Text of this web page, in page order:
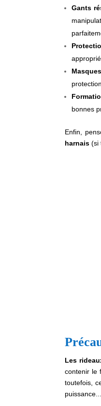
Gants
bonnes
Enfin,
harnais (si
Les
contenir le
toutefois,